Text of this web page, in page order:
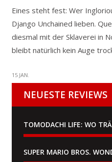
Eines steht fest: Wer
Django Unchained lieben.
diesmal mit der Sklaverei in
bleibt natürlich kein Auge
15 JAN.
NEUESTE REVIEWS
TOMODACHI LIFE: WO